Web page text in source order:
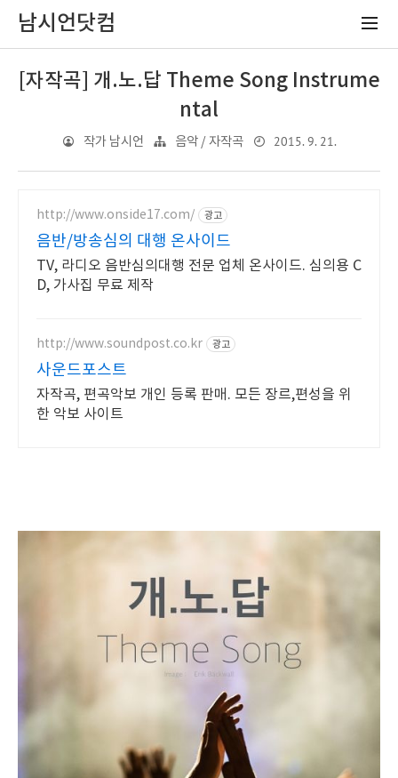
남시언닷컴
[자작곡] 개.노.답 Theme Song Instrume
ntal
작가 남시언 음악 / 자작곡 2015. 9. 21.
http://www.onside17.com/ 광고
음반/방송심의 대행 온사이드
TV, 라디오 음반심의대행 전문 업체 온사이드. 심의용 C
D, 가사집 무료 제작
http://www.soundpost.co.kr 광고
사운드포스트
자작곡, 편곡악보 개인 등록 판매. 모든 장르,편성을 위
한 악보 사이트